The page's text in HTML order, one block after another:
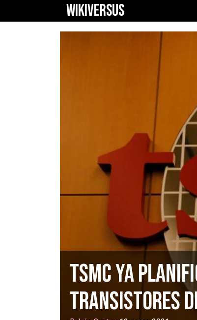
WIKIVERSUS
TSMC ya
transistores